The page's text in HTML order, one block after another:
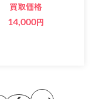
買取価格
14,000円